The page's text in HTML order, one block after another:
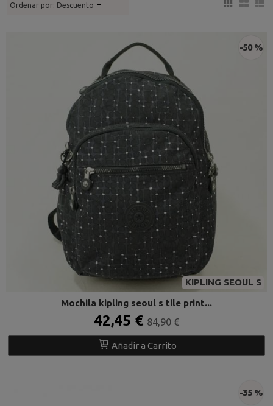
Ordenar por: Descuento
KIPLING SEOUL S
-50 %
Mochila kipling seoul s tile print...
42,45 € 84,90 €
Añadir a Carrito
-35 %